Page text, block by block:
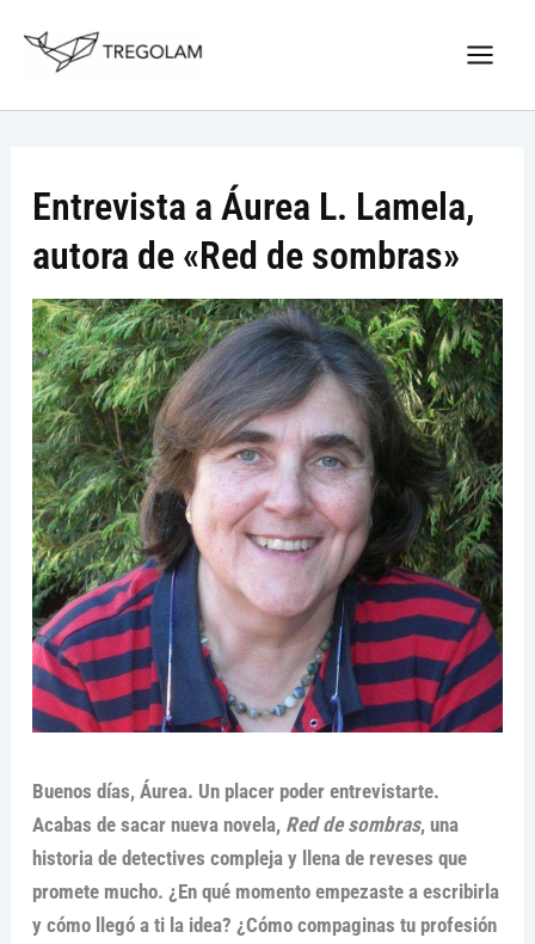
Entrevista a Áurea L. Lamela,
autora de «Red de sombras»
Buenos días, Áurea. Un placer poder entrevistarte.
Acabas de sacar nueva novela, Red de sombras, una
historia de detectives compleja y llena de reveses que
promete mucho. ¿En qué momento empezaste a escribirla
y cómo llegó a ti la idea? ¿Cómo compaginas tu profesión